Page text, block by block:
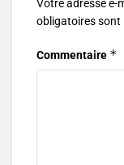
Votre adresse e-
obligatoires sont
Commentaire *